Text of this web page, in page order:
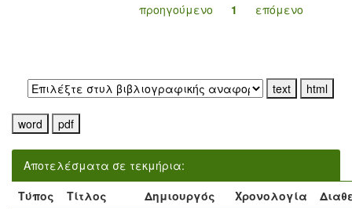
προηγούμενο 1 επόμενο
Αποτελέσματα σε τεκμήρια:
Τύπος
Τίτλος Δημιουργός Χρονολογία